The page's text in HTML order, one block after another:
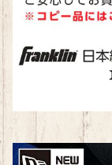
パークゴルフ